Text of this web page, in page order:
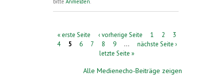
bitte Anmelden.
Seiten« erste Seite ‹ vorherige Seite 1 2
3
4
5 6 7 8 9 …
nächste Seite ›
letzte Seite »
Alle Medienecho-Beiträge zeigen